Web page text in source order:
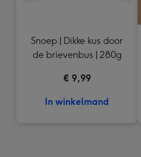
Snoep | Dikke kus door
de brievenbus | 280g
€ 9,99
In winkelmand